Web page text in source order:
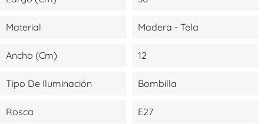
Material Madera - Tela
Ancho (cm) 12
Tipo De Iluminación Bombilla
Rosca E27